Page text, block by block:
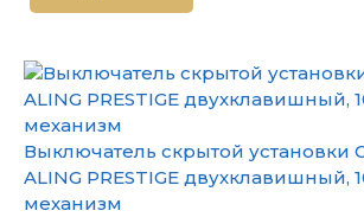
Выключатель скрытой установки
ALING PRESTIGE двухклавишный,
механизм